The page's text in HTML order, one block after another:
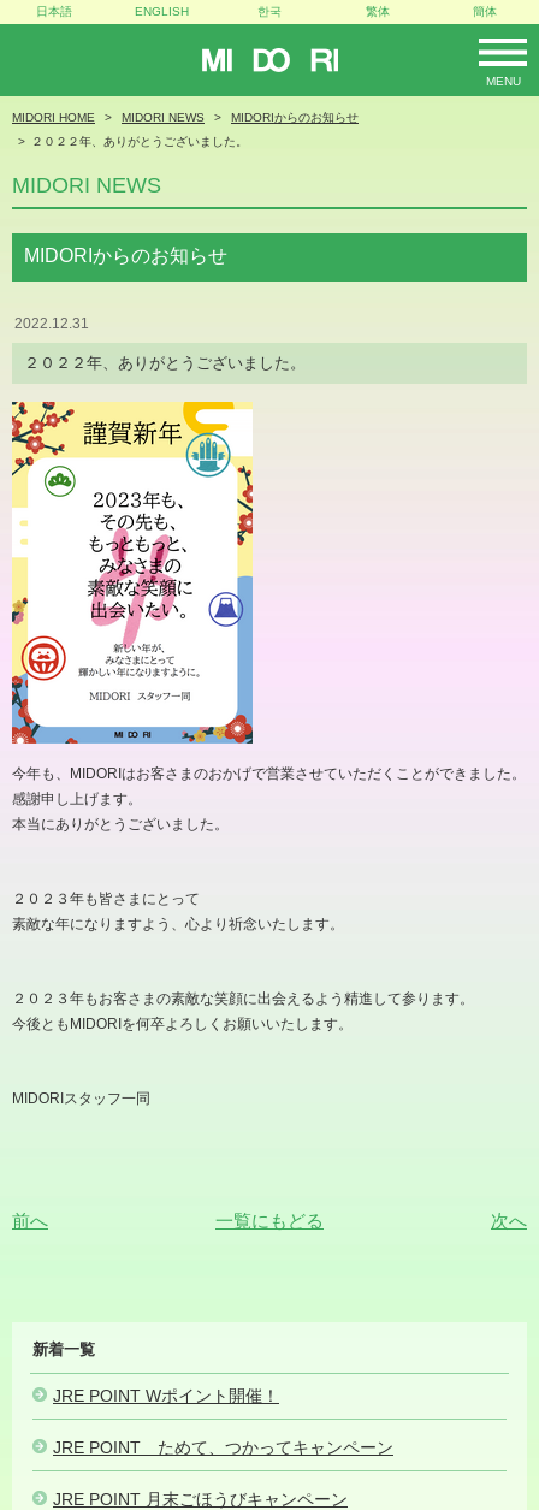
MIDORI MENU
日本語 ENGLISH 한국 繁体 簡体
MIDORI HOME MIDORI NEWS
MIDORIからのお知らせ
２０２２年、ありがとうございました。
MIDORI NEWS
MIDORIからのお知らせ
2022.12.31
２０２２年、ありがとうございました。
今年も、MIDORIはお客さまのおかげで営業させていただくことができました。
感謝申し上げます。
本当にありがとうございました。
２０２３年も皆さまにとって
素敵な年になりますよう、心より祈念いたします。
２０２３年もお客さまの素敵な笑顔に出会えるよう精進して参ります。
今後ともMIDORIを何卒よろしくお願いいたします。
MIDORIスタッフ一同
前へ 一覧にもどる 次へ
MIDORI
NEWS
新着一覧
JRE POINT Wポイント開催！
JRE POINT ためて、つかってキャンペーン
JRE POINT 月末ごほうびキャンペーン